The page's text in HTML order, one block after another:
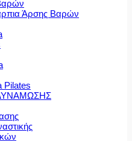
Άρσης Βαρών
Pilates